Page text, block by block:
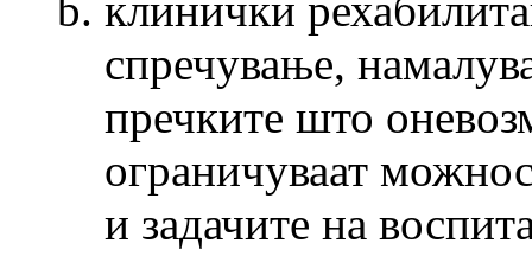
клинички
спречување,
пречките што
ограничуваат
и задачите на